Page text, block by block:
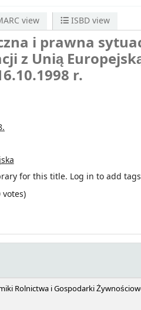
view ISBD view
i prawna
z Unią
r.
for this title. Log in to add
Rolnictwa i Gospodarki